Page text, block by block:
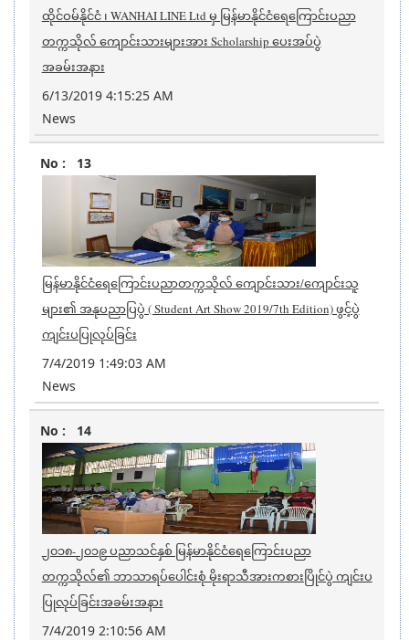
ထိုင်ဝမ်နိုင်ငံ ၊ WANHAI LINE Ltd မှ မြန်မာနိုင်ငံရေကြောင်းပညာ
တက္ကသိုလ် ကျောင်းသားများအား Scholarship ပေးအပ်ပွဲ
အခမ်းအနား
6/13/2019 4:15:25 AM
News
13
မြန်မာနိုင်ငံရေကြောင်းပညာတက္ကသိုလ် ကျောင်းသား/ကျောင်းသူ
များ၏ အနုပညာပြပွဲ ( Student Art Show 2019/7th Edition) ဖွင့်ပွဲ
ကျင်းပပြုလုပ်ခြင်း
7/4/2019 1:49:03 AM
News
14
၂၀၁၈-၂၀၁၉ ပညာသင်နှစ် မြန်မာနိုင်ငံရေကြောင်းပညာ
တက္ကသိုလ်၏ ဘာသာရပ်ပေါင်းစုံ မိုးရာသီအားကစားပြိုင်ပွဲ ကျင်းပ
ပြုလုပ်ခြင်းအခမ်းအနား
7/4/2019 2:10:56 AM